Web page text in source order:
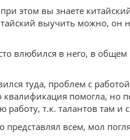
этом вы знаете
выучить можно, он
влюбился в него, в
туда, проблем с
помогла, но
т.к. талантов там и
представлял всем, мол